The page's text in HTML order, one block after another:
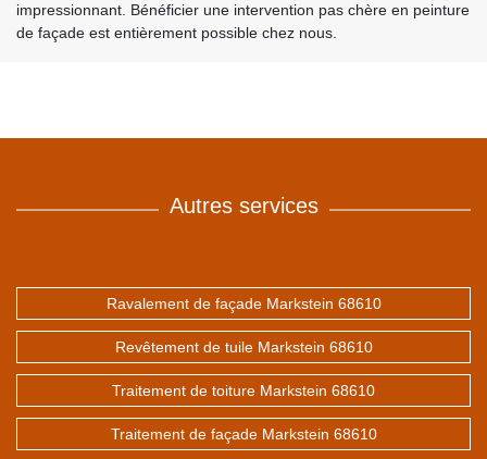
impressionnant. Bénéficier une intervention pas chère en peinture
de façade est entièrement possible chez nous.
Autres services
Ravalement de façade Markstein 68610
Revêtement de tuile Markstein 68610
Traitement de toiture Markstein 68610
Traitement de façade Markstein 68610